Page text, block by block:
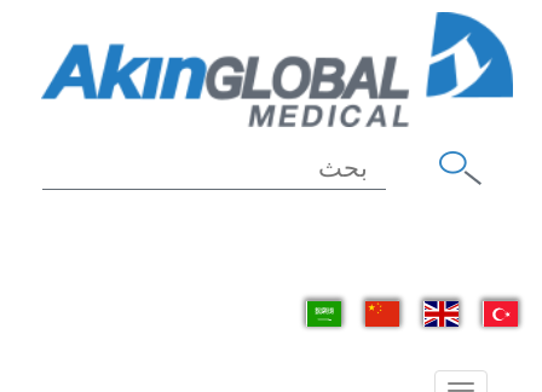
Toggle